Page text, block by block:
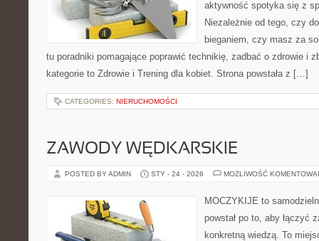
aktywność spotyka się z
Niezależnie od tego, czy
bieganiem, czy masz za
tu poradniki pomagające poprawić technikię, zadbać o zdrowie i
kategorie to Zdrowie i Trening dla kobiet. Strona powstała z […]
CATEGORIES: NIERUCHOMOŚCI
ZAWODY WĘDKARSKIE
POSTED BY ADMIN STY - 24 - 2026 MOŻLIWOŚĆ
MOCZYKIJE to
powstał po to, aby łączyć
konkretną wiedzą. To